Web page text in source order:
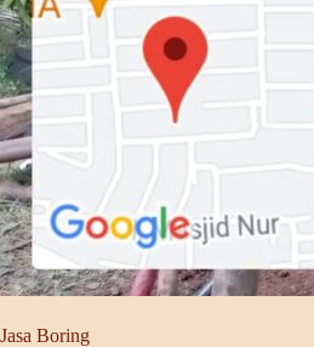
Jasa Boring